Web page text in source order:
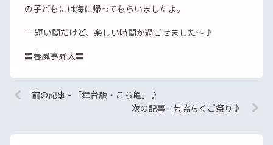
の子どもには海に帰ってもらいましたよ。
… 短い間だけど、楽しい時間が過ごせました〜♪
〓春風亭昇太〓
前の記事 - 「舞台版・こち亀」♪
次の記事 - 芸協らくご祭り♪